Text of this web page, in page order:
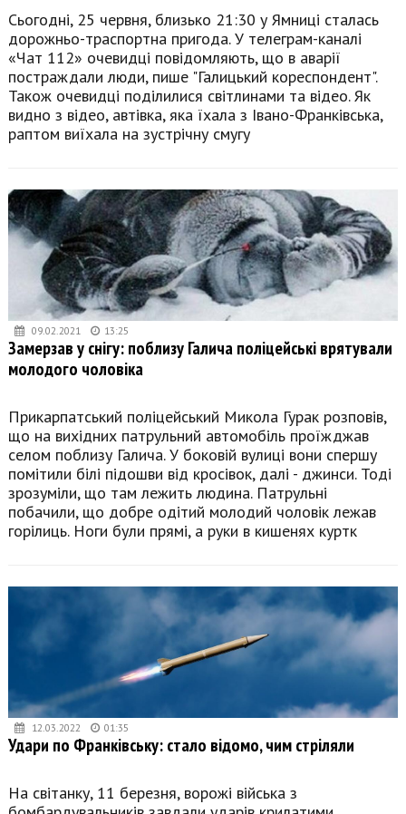
Сьогодні, 25 червня, близько 21:30 у Ямниці сталась
дорожньо-траспортна пригода. У телеграм-каналі
«Чат 112» очевидці повідомляють, що в аварії
постраждали люди, пише "Галицький кореспондент".
Також очевидці поділилися світлинами та відео. Як
видно з відео, автівка, яка їхала з Івано-Франківська,
раптом виїхала на зустрічну смугу
09.02.2021 13:25
Замерзав у снігу: поблизу Галича поліцейські врятували
молодого чоловіка
Прикарпатський поліцейський Микола Гурак розповів,
що на вихідних патрульний автомобіль проїжджав
селом поблизу Галича. У боковій вулиці вони спершу
помітили білі підошви від кросівок, далі - джинси. Тоді
зрозуміли, що там лежить людина. Патрульні
побачили, що добре одітий молодий чоловік лежав
горілиць. Ноги були прямі, а руки в кишенях куртк
12.03.2022 01:35
Удари по Франківську: стало відомо, чим стріляли
На світанку, 11 березня, ворожі війська з